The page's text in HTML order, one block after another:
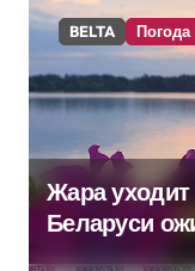
BELTA Погода
Жара уходит
Беларуси
грозы